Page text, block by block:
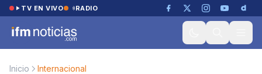
Saltar al contenido
TV EN VIVO RADIO
Inicio Internacional